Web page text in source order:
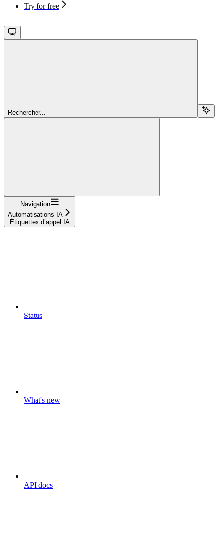
Try for free
Rechercher...
Navigation
Automatisations IA
Étiquettes d’appel IA
Status
What's new
API docs